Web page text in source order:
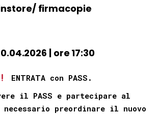
firmacopie
| ore 17:30
ENTRATA con PASS.
il PASS e partecipare al
necessario preordinare il nuovo